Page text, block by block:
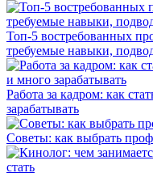
Топ-5 востребованных
требуемые навыки,
Работа за кадром: как
зарабатывать
Советы: как выбрать